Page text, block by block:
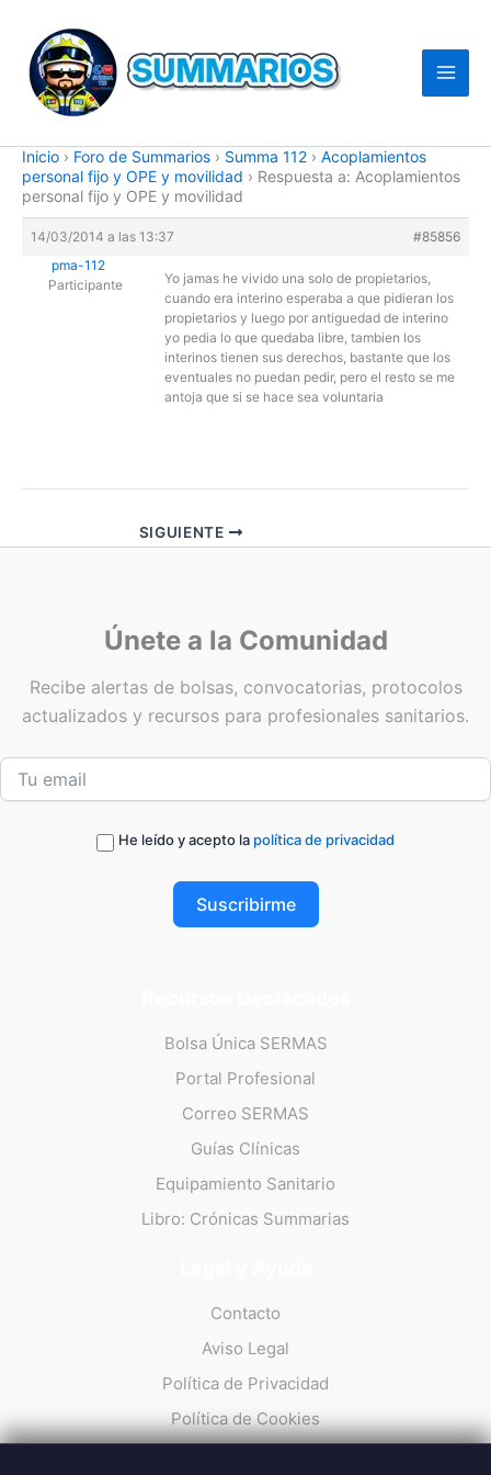
contenido
Inicio › Foro de Summarios › Summa 112 › Acoplamientos
personal fijo y OPE y movilidad › Respuesta a: Acoplamientos
personal fijo y OPE y movilidad
14/03/2014 a las 13:37
#85856
pma-112
Participante
Yo jamas he vivido una solo de propietarios,
cuando era interino esperaba a que pidieran los
propietarios y luego por antiguedad de interino
yo pedia lo que quedaba libre, tambien los
interinos tienen sus derechos, bastante que los
eventuales no puedan pedir, pero el resto se me
antoja que si se hace sea voluntaria
SIGUIENTE
Únete a la Comunidad
Recibe alertas de bolsas, convocatorias, protocolos
actualizados y recursos para profesionales sanitarios.
He leído y acepto la política de privacidad
Suscribirme
Bolsa Única SERMAS
Portal Profesional
Correo SERMAS
Guías Clínicas
Equipamiento Sanitario
Libro: Crónicas Summarias
Contacto
Aviso Legal
Política de Privacidad
Política de Cookies